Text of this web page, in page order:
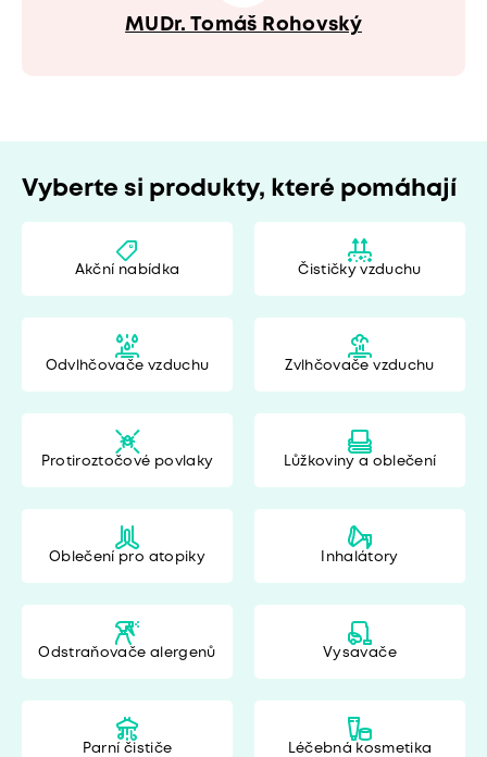
MUDr. Tomáš Rohovský
Vyberte si produkty, které pomáhají
Akční nabídka Čističky vzduchu
Odvlhčovače vzduchu Zvlhčovače vzduchu
Protiroztočové povlaky Lůžkoviny a oblečení
Oblečení pro atopiky Inhalátory
Odstraňovače alergenů Vysavače
Parní čističe Léčebná kosmetika